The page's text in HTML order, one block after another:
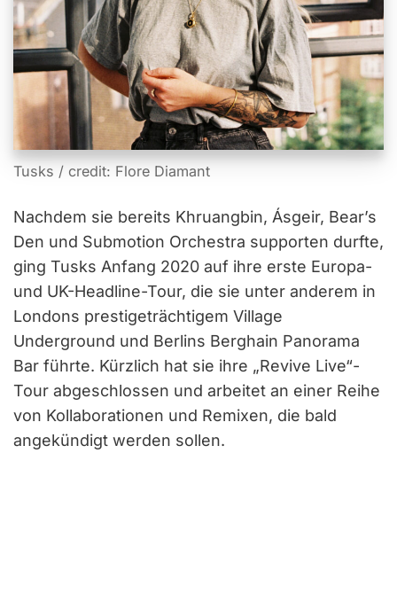
Tusks / credit: Flore Diamant
Nachdem sie bereits Khruangbin, Ásgeir, Bear’s
Den und Submotion Orchestra supporten durfte,
ging Tusks Anfang 2020 auf ihre erste Europa-
und UK-Headline-Tour, die sie unter anderem in
Londons prestigeträchtigem Village
Underground und Berlins Berghain Panorama
Bar führte. Kürzlich hat sie ihre „Revive Live“-
Tour abgeschlossen und arbeitet an einer Reihe
von Kollaborationen und Remixen, die bald
angekündigt werden sollen.